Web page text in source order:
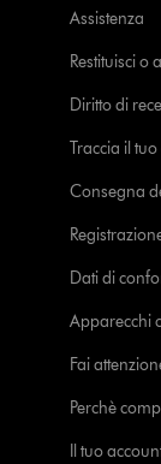
Assistenza
Restituisci o
Diritto di
Traccia il
Consegna
Dati di
Apparecchi
Fai
Perchè
Il tuo